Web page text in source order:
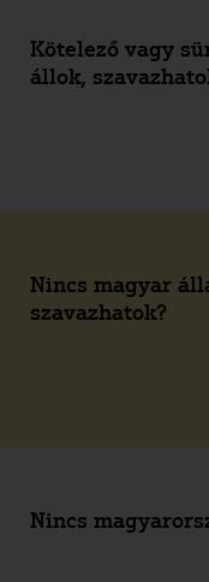
Kötelező vagy
állok,
Nincs magyar
szavazhatok?
Nincs